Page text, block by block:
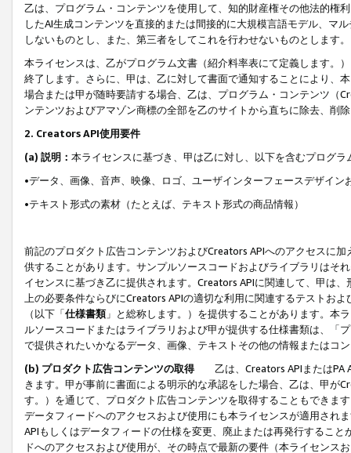
乙は、プログラム・コンテンツを使用して、知的財産権その他法的権
したAI生成コンテンツを直接的または間接的に大規模言語モデル、マ
しないものとし、また、第三者をしてこれを行わせないものとします。
本ライセンスは、乙がプログラム文書（紹介料率表にて定義します。
終了します。さらに、甲は、乙に対して書面で通知することにより、
場合または甲が随時要請する場合、乙は、プログラム・コンテンツ（
ンテンツおよびアマゾン商標の全部を乙のサイトから直ちに除去、削
2. Creators API使用要件
(a) 説明： 本ライセンスに基づき、甲は乙に対し、以下を含むプログ
•データ、画像、音声、映像、ロゴ、ユーザインターフェースデザイ
•テキスト形式の素材（たとえば、テキスト形式の商品情報）
前記のプロダクト広告コンテンツおよびCreators APIへのアクセスに
供することがあります。サンプルソースコードおよびライブラリはそ
イセンスに基づき乙に提供されます。Creators APIに関連して、甲は
上の必要条件ならびにCreators APIの適切な利用に関連するテストお
（以下「仕様書類」と総称します。）を提供することがあります。本
ルソースコードまたはライブラリおよび甲が提供する仕様書類は、「
で提供されたいかなるデータ、画像、テキストその他の情報またはコ
(b) プロダクト広告コンテンツの取得
乙は、Creators APIまたはPA
きます。甲が事前に書面による明示的な承認をした場合、乙は、甲が
す。）を通じて、プロダクト広告コンテンツを取得することもできま
データフィードへのアクセスおよび使用にも本ライセンスが適用され
APIもしくはデータフィードの仕様を変更、廃止または再発行するこ
ドへのアクセスおよび使用が、その時点で最新の要件（本ライセン